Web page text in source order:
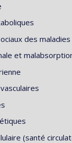
des
et
(santé